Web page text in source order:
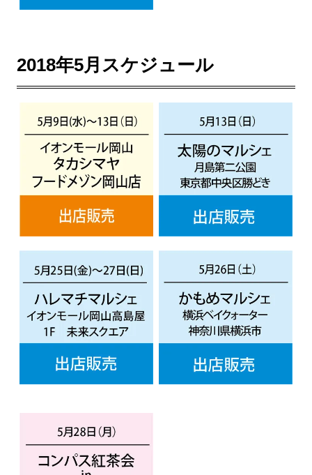
2018年5月スケジュール